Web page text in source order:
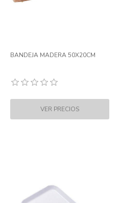
BANDEJA MADERA 50X20CM